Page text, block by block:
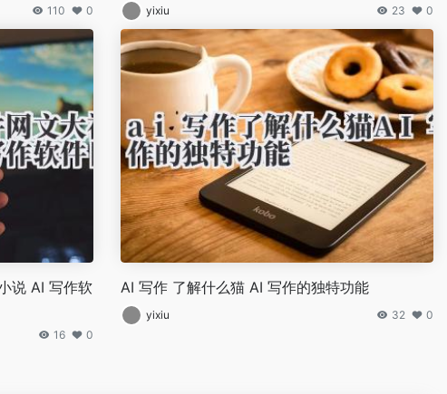
110 0 yixiu 23 0
说 AI 写作软
16 0
AI 写作 了解什么猫 AI 写作的独特功能
yixiu 32 0